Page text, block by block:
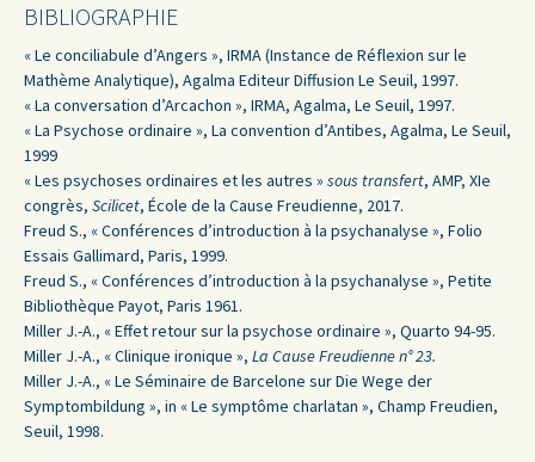
BIBLIOGRAPHIE
« Le conciliabule d’Angers », IRMA (Instance de Réflexion sur le
Mathème Analytique), Agalma Editeur Diffusion Le Seuil, 1997.
« La conversation d’Arcachon », IRMA, Agalma, Le Seuil, 1997.
« La Psychose ordinaire », La convention d’Antibes, Agalma, Le Seuil,
1999
« Les psychoses ordinaires et les autres » sous transfert, AMP, XIe
congrès, Scilicet, École de la Cause Freudienne, 2017.
Freud S., « Conférences d’introduction à la psychanalyse », Folio
Essais Gallimard, Paris, 1999.
Freud S., « Conférences d’introduction à la psychanalyse », Petite
Bibliothèque Payot, Paris 1961.
Miller J.-A., « Effet retour sur la psychose ordinaire », Quarto 94-95.
Miller J.-A., « Clinique ironique », La Cause Freudienne n° 23.
Miller J.-A., « Le Séminaire de Barcelone sur Die Wege der
Symptombildung », in « Le symptôme charlatan », Champ Freudien,
Seuil, 1998.